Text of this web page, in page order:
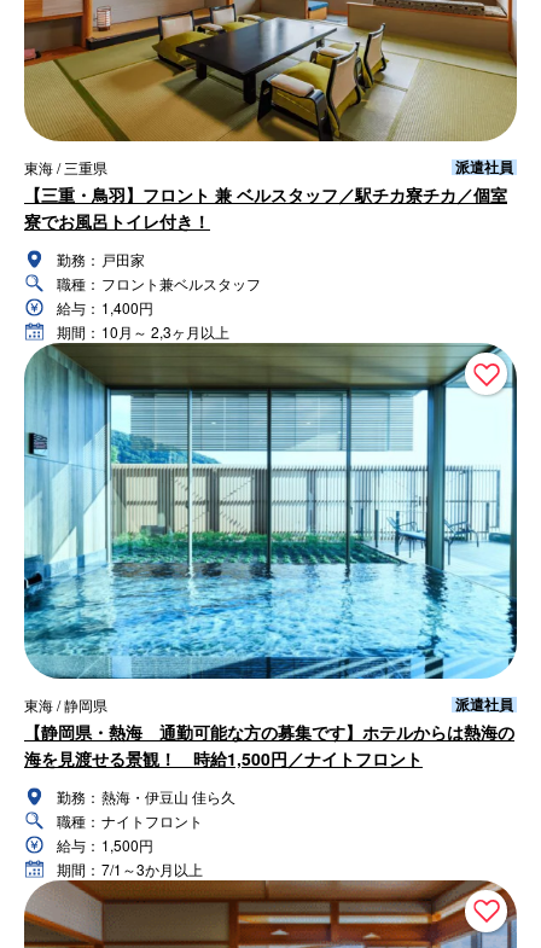
東海 / 三重県 派遣社員
【三重・鳥羽】フロント 兼 ベルスタッフ／駅チカ寮チカ／個室
寮でお風呂トイレ付き！
勤務： 戸田家
職種： フロント兼ベルスタッフ
給与： 1,400円
期間： 10月～ 2,3ヶ月以上
東海 / 静岡県 派遣社員
【静岡県・熱海 通勤可能な方の募集です】ホテルからは熱海の
海を見渡せる景観！ 時給1,500円／ナイトフロント
勤務： 熱海・伊豆山 佳ら久
職種： ナイトフロント
給与： 1,500円
期間： 7/1～3か月以上